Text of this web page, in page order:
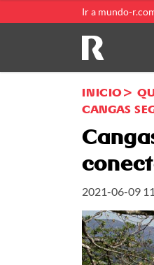
Ir a mundo-
INICIO
CANGAS
2021-06-09